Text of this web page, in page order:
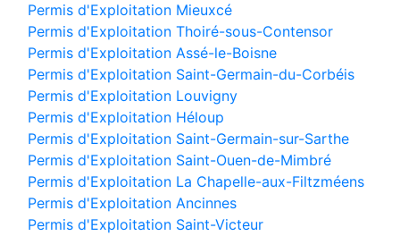
Permis d'Exploitation Mieuxcé
Permis d'Exploitation Thoiré-sous-Contensor
Permis d'Exploitation Assé-le-Boisne
Permis d'Exploitation Saint-Germain-du-Corbéis
Permis d'Exploitation Louvigny
Permis d'Exploitation Héloup
Permis d'Exploitation Saint-Germain-sur-Sarthe
Permis d'Exploitation Saint-Ouen-de-Mimbré
Permis d'Exploitation La Chapelle-aux-Filtzméens
Permis d'Exploitation Ancinnes
Permis d'Exploitation Saint-Victeur